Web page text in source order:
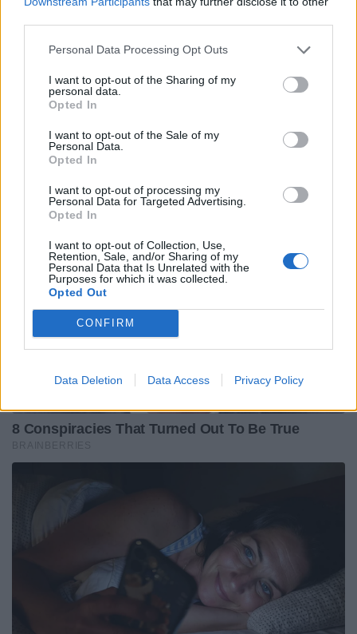
Personal Data Processing Opt Outs
I want to opt-out of the Sharing of my
personal data.
Opted In
I want to opt-out of the Sale of my
Personal Data.
Opted In
I want to opt-out of processing my
Personal Data for Targeted Advertising.
Opted In
I want to opt-out of Collection, Use,
Retention, Sale, and/or Sharing of my
Personal Data that Is Unrelated with the
Purposes for which it was collected.
Opted Out
CONFIRM
Data Deletion Data Access Privacy Policy